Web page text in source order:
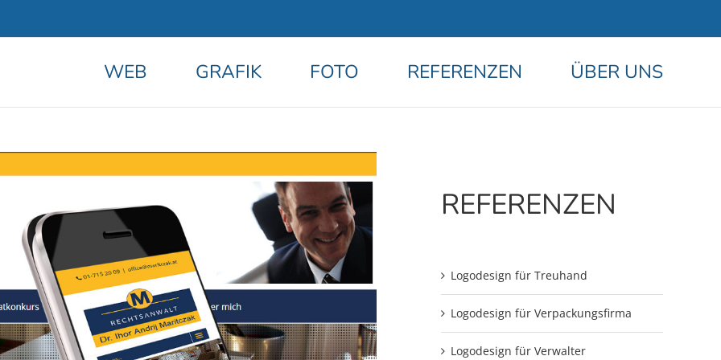
WEB GRAFIK FOTO REFERENZEN ÜBER UNS
REFERENZEN
Logodesign für Treuhand
Logodesign für Verpackungsfirma
Logodesign für Verwalter